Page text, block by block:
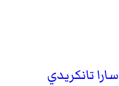
سارا تانكريدي